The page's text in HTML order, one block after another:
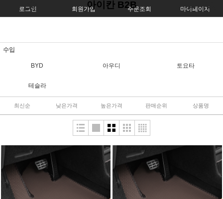
로그인 회원가입 주문조회 마이페이지
아이칸 B2B
수입
BYD 아우디 토요타
테슬라
최신순 낮은가격 높은가격 판매순위 상품명